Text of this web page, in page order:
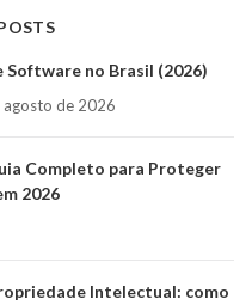
no Brasil (2026)
agosto de 2026
Completo para Proteger
2026
Intelectual: como